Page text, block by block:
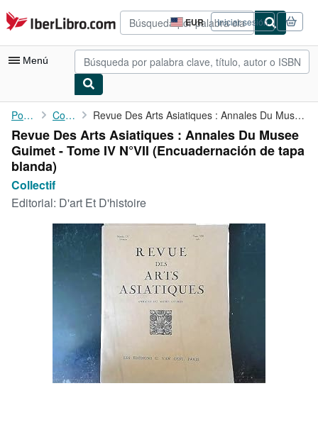
Pasar al contenido principal
IberLibro.com EUR
Preferencias
de
compra
del
Iniciar sesión
Menú
Mi cuenta
Consultar mis pedidos
Búsqueda avanzada
Colecciones
Arte y coleccionismo
CERRAR
Portada Collectif Revue Des Arts Asiatiques : Annales Du Musee Guimet - Tome IV N°...
Revue Des Arts Asiatiques : Annales Du Musee
Guimet - Tome IV N°VII (Encuadernación de tapa
blanda)
Collectif
Editorial: D'art Et D'histoire